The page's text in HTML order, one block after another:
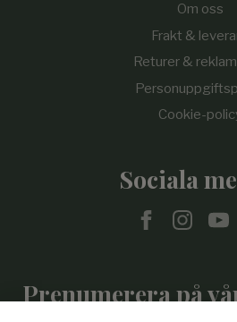
Om oss
Frakt &
Returer &
Cookie-
Sociala
Prenumerera på